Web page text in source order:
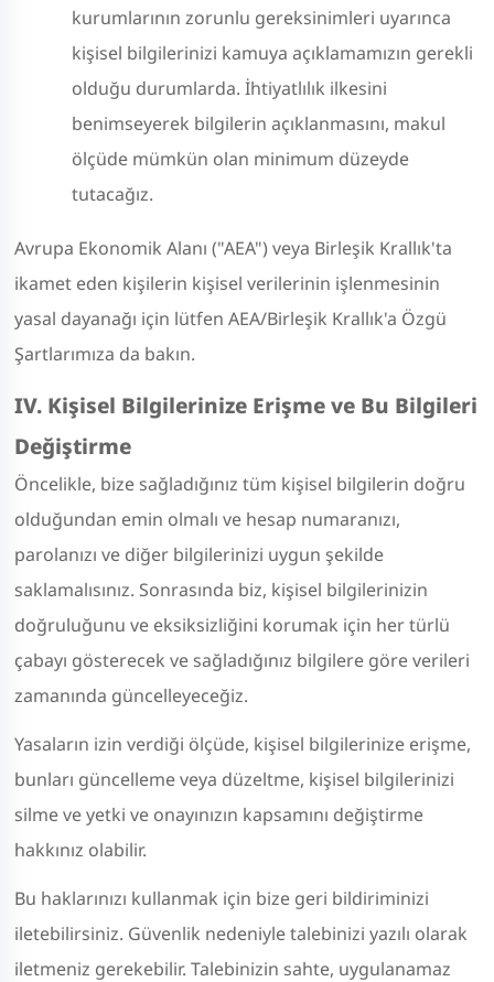
kurumlarının zorunlu gereksinimleri uyarınca
kişisel bilgilerinizi kamuya açıklamamızın gerekli
olduğu durumlarda. İhtiyatlılık ilkesini
benimseyerek bilgilerin açıklanmasını, makul
ölçüde mümkün olan minimum düzeyde
tutacağız.
Avrupa Ekonomik Alanı ("AEA") veya Birleşik Krallık'ta
ikamet eden kişilerin kişisel verilerinin işlenmesinin
yasal dayanağı için lütfen AEA/Birleşik Krallık'a Özgü
Şartlarımıza da bakın.
IV. Kişisel Bilgilerinize Erişme ve Bu Bilgileri
Değiştirme
Öncelikle, bize sağladığınız tüm kişisel bilgilerin doğru
olduğundan emin olmalı ve hesap numaranızı,
parolanızı ve diğer bilgilerinizi uygun şekilde
saklamalısınız. Sonrasında biz, kişisel bilgilerinizin
doğruluğunu ve eksiksizliğini korumak için her türlü
çabayı gösterecek ve sağladığınız bilgilere göre verileri
zamanında güncelleyeceğiz.
Yasaların izin verdiği ölçüde, kişisel bilgilerinize erişme,
bunları güncelleme veya düzeltme, kişisel bilgilerinizi
silme ve yetki ve onayınızın kapsamını değiştirme
hakkınız olabilir.
Bu haklarınızı kullanmak için bize geri bildiriminizi
iletebilirsiniz. Güvenlik nedeniyle talebinizi yazılı olarak
iletmeniz gerekebilir. Talebinizin sahte, uygulanamaz